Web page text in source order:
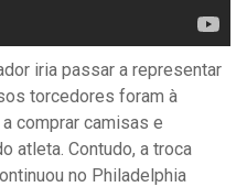
iria passar a representar
torcedores foram à
comprar camisas e
atleta. Contudo, a troca
no Philadelphia